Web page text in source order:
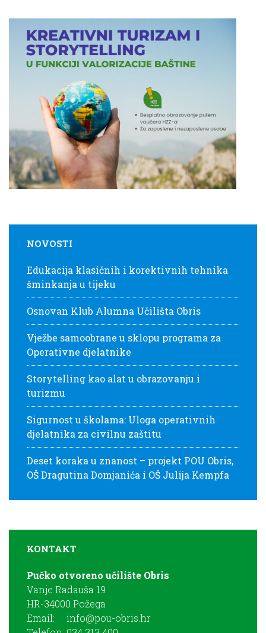
NOVOSTI
Edukacija klasičnih i korektivnih tehnika
šminkanja u tijeku
Osnovan Klub Alumna Učilišta Obris
Vježbe samoobrane u sklopu programa za
Operativne djelatnike
Storytelling kao alat u obrazovanju i
turizmu
Sigurnost u školama: Uloga operativnih
djelatnika za civilnu zaštitu
Deset koraka u znanost – projekt POU Obris,
OŠ Dragutina Domjanića i OŠ Julija Kempfa
KONTAKT
Pučko otvoreno učilište Obris
Vanje Radauša 19
HR-34000 Požega
Email: info@pou-obris.hr